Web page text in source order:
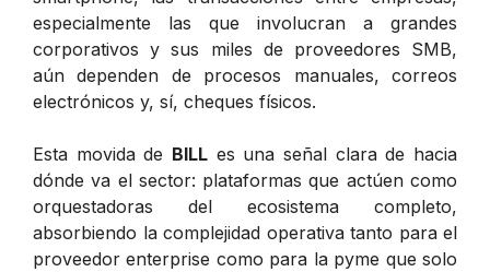
especialmente las que involucran a grandes
corporativos y sus miles de proveedores SMB,
aún dependen de procesos manuales, correos
electrónicos y, sí, cheques físicos.
Esta movida de BILL es una señal clara de hacia
dónde va el sector: plataformas que actúen como
orquestadoras del ecosistema completo,
absorbiendo la complejidad operativa tanto para el
proveedor enterprise como para la pyme que solo